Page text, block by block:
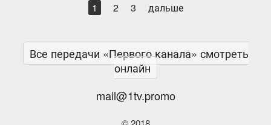
1 2 3 дальше
Все передачи «Первого канала» смотреть
онлайн
mail@1tv.promo